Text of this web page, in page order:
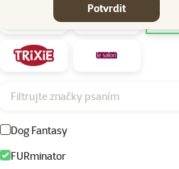
Potvrdit
Filtrujte značky psaním
Dog Fantasy
FURminator